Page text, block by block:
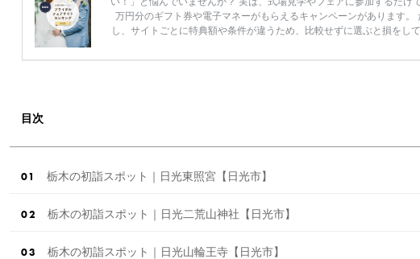
万円分のギフト券や電子マネーがもらえるキャンペーンがあります。
し、サイトごとに特典額や条件が違うため、比較せずに選ぶと損をし
ンペーン特典ランキングを公開！ 比較サイト：プラコレ、ゼクシィ、
目次
栃木の初詣スポット｜日光東照宮【日光市】
栃木の初詣スポット｜日光二荒山神社【日光市】
栃木の初詣スポット｜日光山輪王寺【日光市】